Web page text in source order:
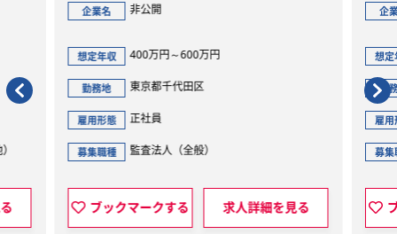
企業名 非公開
想定年収 400万円～600万円
勤務地 東京都千代田区
雇用形態 正社員
募集職種 監査法人（全般）
ブックマークする 求人詳細を見る
企
想定
勤
雇用
募集